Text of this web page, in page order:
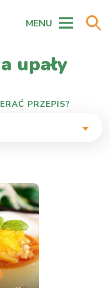
MENU
upały
PRZEPIS?